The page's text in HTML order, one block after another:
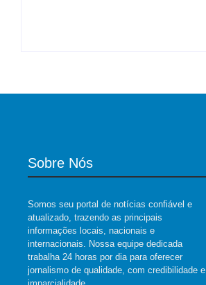
Sobre Nós
Somos seu portal de notícias confiável e
atualizado, trazendo as principais
informações locais, nacionais e
internacionais. Nossa equipe dedicada
trabalha 24 horas por dia para oferecer
jornalismo de qualidade, com credibilidade e